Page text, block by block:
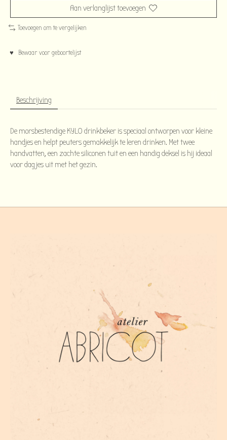
Aan verlanglijst toevoegen
Toevoegen om te vergelijken
♥ Bewaar voor geboortelijst
Beschrijving
De morsbestendige KYLO drinkbeker is speciaal ontworpen voor kleine
handjes en helpt peuters gemakkelijk te leren drinken. Met twee
handvatten, een zachte siliconen tuit en een handig deksel is hij ideaal
voor dagjes uit met het gezin.